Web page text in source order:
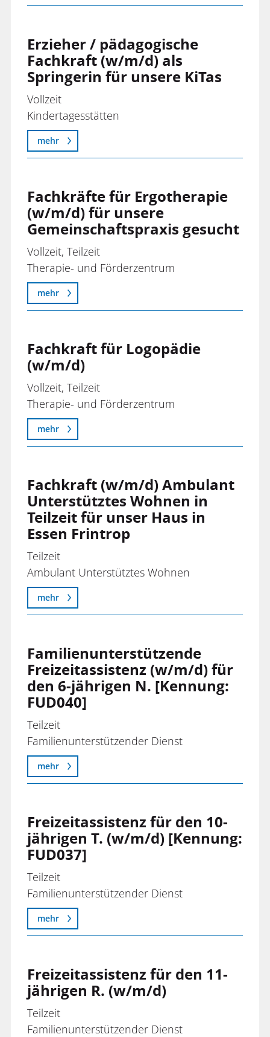
IT / EDV
Kindheitspädagoge
Köch*in
Logopäde*in
Pädagogische Fachkräfte
Pfegehelfer
Pflegefachkräfte
Quereinsteiger*innen
Sozialassistent*in
Sozialpädagog*innen/ Sozialarbeiter*innen
Studierende
Therapeut*in
Verwaltungsfachkräfte
Erzieher / pädagogische
Fachkraft (w/m/d) als
Springerin für unsere KiTas
Vollzeit
Kindertagesstätten
mehr
Fachkräfte für Ergotherapie
(w/m/d) für unsere
Gemeinschaftspraxis gesucht
Vollzeit, Teilzeit
Therapie- und Förderzentrum
mehr
Fachkraft für Logopädie
(w/m/d)
Vollzeit, Teilzeit
Therapie- und Förderzentrum
mehr
Fachkraft (w/m/d) Ambulant
Unterstütztes Wohnen in
Teilzeit für unser Haus in
Essen Frintrop
Teilzeit
Ambulant Unterstütztes Wohnen
mehr
Familienunterstützende
Freizeitassistenz (w/m/d) für
den 6-jährigen N. [Kennung:
FUD040]
Teilzeit
Familienunterstützender Dienst
mehr
Freizeitassistenz für den 10-
jährigen T. (w/m/d) [Kennung:
FUD037]
Teilzeit
Familienunterstützender Dienst
mehr
Freizeitassistenz für den 11-
jährigen R. (w/m/d)
Teilzeit
Familienunterstützender Dienst